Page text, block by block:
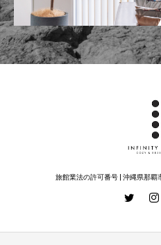
旅館業法の許可番号 | 沖縄県那